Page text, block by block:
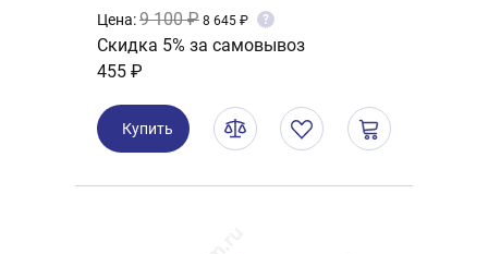
Цена:9 100 ₽ 8 645 ₽ ?
Скидка 5% за самовывоз
455 ₽
Купить